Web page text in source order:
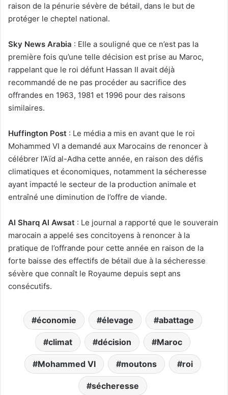
raison de la pénurie sévère de bétail, dans le but de
protéger le cheptel national.
Sky News Arabia : Elle a souligné que ce n’est pas la
première fois qu’une telle décision est prise au Maroc,
rappelant que le roi défunt Hassan II avait déjà
recommandé de ne pas procéder au sacrifice des
offrandes en 1963, 1981 et 1996 pour des raisons
similaires.
Huffington Post : Le média a mis en avant que le roi
Mohammed VI a demandé aux Marocains de renoncer à
célébrer l’Aïd al-Adha cette année, en raison des défis
climatiques et économiques, notamment la sécheresse
ayant impacté le secteur de la production animale et
entraîné une diminution de l’offre de viande.
Al Sharq Al Awsat : Le journal a rapporté que le souverain
marocain a appelé ses concitoyens à renoncer à la
pratique de l’offrande pour cette année en raison de la
forte baisse des effectifs de bétail due à la sécheresse
sévère que connaît le Royaume depuis sept ans
consécutifs.
économie élevage abattage
climat décision Maroc
Mohammed VI moutons roi
sécheresse